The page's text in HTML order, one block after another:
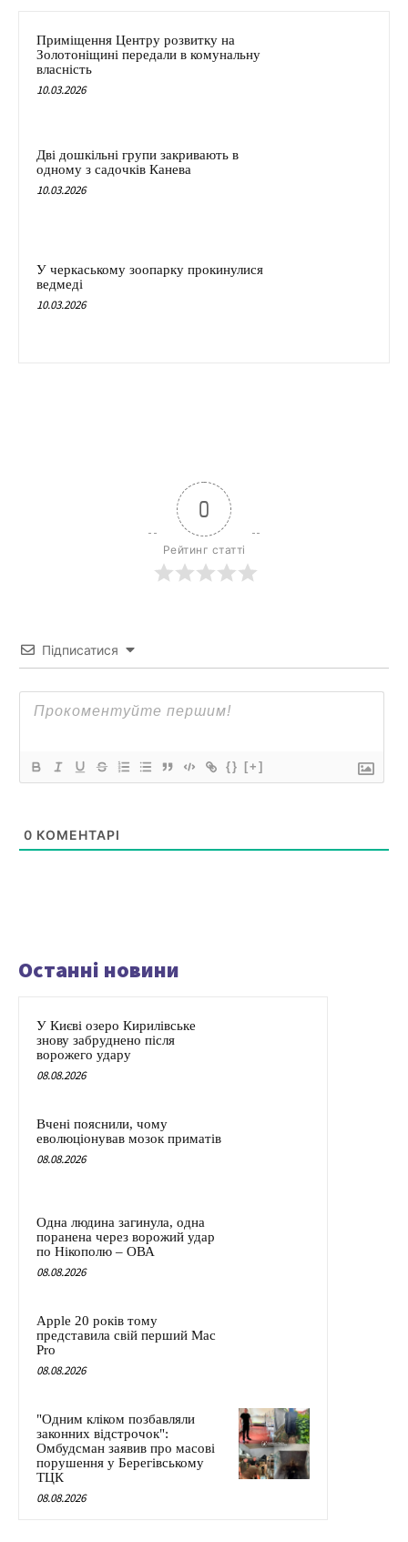
Приміщення Центру розвитку на
Золотоніщині передали в комунальну
власність
10.03.2026
Дві дошкільні групи закривають в
одному з садочків Канева
10.03.2026
У черкаському зоопарку прокинулися
ведмеді
10.03.2026
0
Рейтинг статті
Підписатися
{} [+]
0 КОМЕНТАРІ
Останні новини
У Києві озеро Кирилівське
знову забруднено після
ворожего удару
08.08.2026
Вчені пояснили, чому
еволюціонував мозок приматів
08.08.2026
Одна людина загинула, одна
поранена через ворожий удар
по Нікополю – ОВА
08.08.2026
Apple 20 років тому
представила свій перший Mac
Pro
08.08.2026
"Одним кліком позбавляли
законних відстрочок":
Омбудсман заявив про масові
порушення у Берегівському
ТЦК
08.08.2026